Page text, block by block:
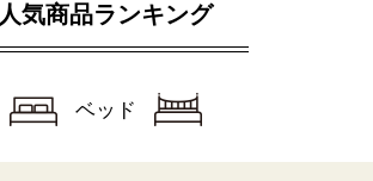
人気商品ランキング
ベッド